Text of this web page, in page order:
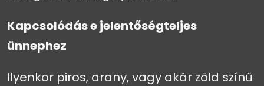
Kapcsolódás e jelentőségteljes
ünnephez
Ilyenkor piros, arany, vagy akár zöld színű